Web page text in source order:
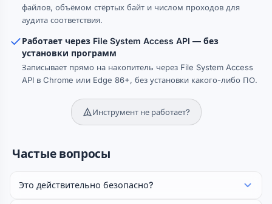
файлов, объёмом стёртых байт и числом проходов для
аудита соответствия.
Работает через File System Access API — без
установки программ
Записывает прямо на накопитель через File System Access
API в Chrome или Edge 86+, без установки какого-либо ПО.
Инструмент не работает?
Частые вопросы
Это действительно безопасно?